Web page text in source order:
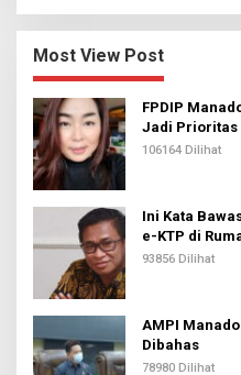
Most View Post
FPDIP
Jadi Prioritas
106164 Dilihat
Ini Kata
e-KTP di
93856 Dilihat
AMPI
Dibahas
78980 Dilihat